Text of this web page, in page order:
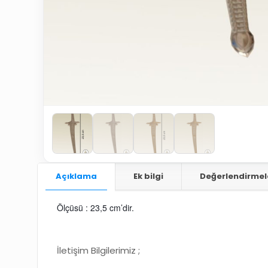
Açıklama Ek bilgi
Ölçüsü : 23,5 cm’dir.
İletişim Bilgilerimiz ;